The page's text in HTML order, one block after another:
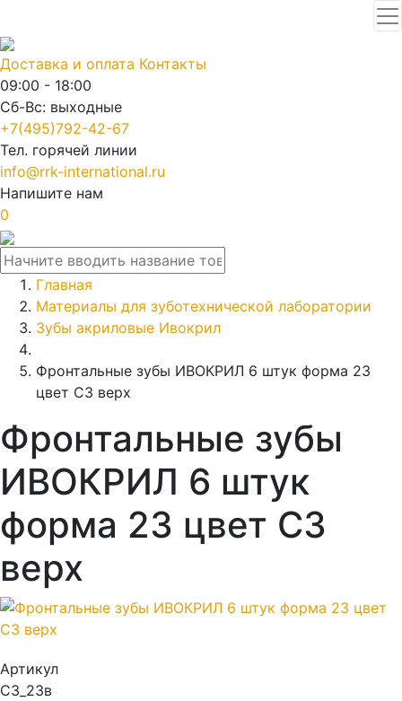
Доставка и оплата Контакты
09:00 - 18:00
Сб-Вс: выходные
+7(495)792-42-67
Тел. горячей линии
info@rrk-international.ru
Напишите нам
0
Главная
Материалы для зуботехнической лаборатории
Зубы акриловые Ивокрил
Фронтальные зубы ИВОКРИЛ 6 штук форма 23
цвет C3 верх
Фронтальные зубы
ИВОКРИЛ 6 штук
форма 23 цвет C3
верх
Артикул
C3_23в